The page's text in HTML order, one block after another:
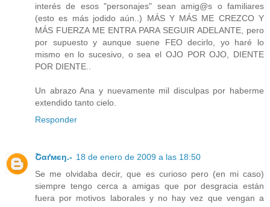
interés de esos "personajes" sean amig@s o familiares
(esto es más jodido aún..) MÁS Y MÁS ME CREZCO Y
MÁS FUERZA ME ENTRA PARA SEGUIR ADELANTE, pero
por supuesto y aunque suene FEO decirlo, yo haré lo
mismo en lo sucesivo, o sea el OJO POR OJO, DIENTE
POR DIENTE..
Un abrazo Ana y nuevamente mil disculpas por haberme
extendido tanto cielo.
Responder
Շαґмєŋ.- 18 de enero de 2009 a las 18:50
Se me olvidaba decir, que es curioso pero (en mi caso)
siempre tengo cerca a amigas que por desgracia están
fuera por motivos laborales y no hay vez que vengan a